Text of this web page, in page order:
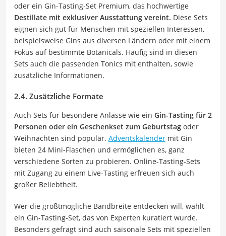
oder ein Gin-Tasting-Set Premium, das hochwertige
Destillate mit exklusiver Ausstattung vereint. Diese Sets
eignen sich gut für Menschen mit speziellen Interessen,
beispielsweise Gins aus diversen Ländern oder mit einem
Fokus auf bestimmte Botanicals. Häufig sind in diesen
Sets auch die passenden Tonics mit enthalten, sowie
zusätzliche Informationen.
2.4. Zusätzliche Formate
Auch Sets für besondere Anlässe wie ein Gin-Tasting für 2
Personen oder ein Geschenkset zum Geburtstag oder
Weihnachten sind populär. Adventskalender mit Gin
bieten 24 Mini-Flaschen und ermöglichen es, ganz
verschiedene Sorten zu probieren. Online-Tasting-Sets
mit Zugang zu einem Live-Tasting erfreuen sich auch
großer Beliebtheit.
Wer die größtmögliche Bandbreite entdecken will, wählt
ein Gin-Tasting-Set, das von Experten kuratiert wurde.
Besonders gefragt sind auch saisonale Sets mit speziellen